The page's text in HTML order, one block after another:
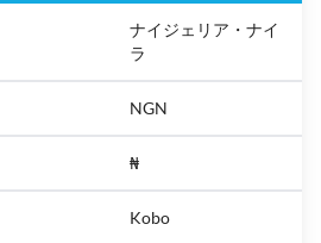
ナイジェリア・ナイ
ラ
NGN
₦
Kobo